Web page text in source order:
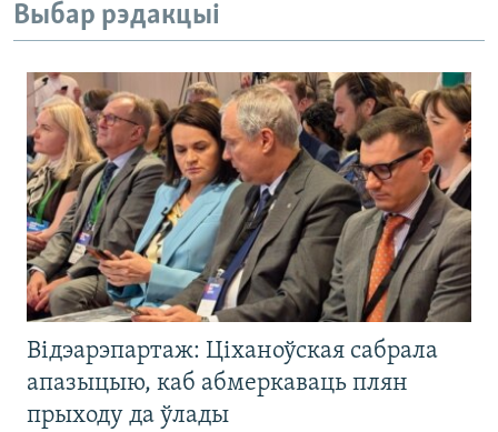
Выбар рэдакцыі
Відэарэпартаж: Ціханоўская сабрала
апазыцыю, каб абмеркаваць плян
прыходу да ўлады